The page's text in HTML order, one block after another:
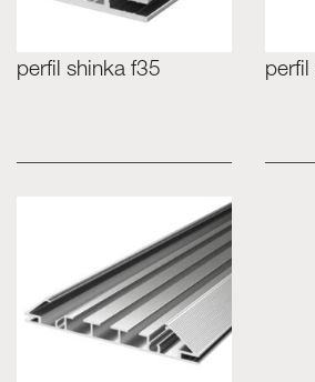
perfil shinka f35 perfil